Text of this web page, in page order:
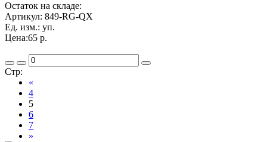
Остаток на складе:
Артикул: 849-RG-QX
Ед. изм.: уп.
Цена:65 р.
Стр:
«
4
5
6
7
»